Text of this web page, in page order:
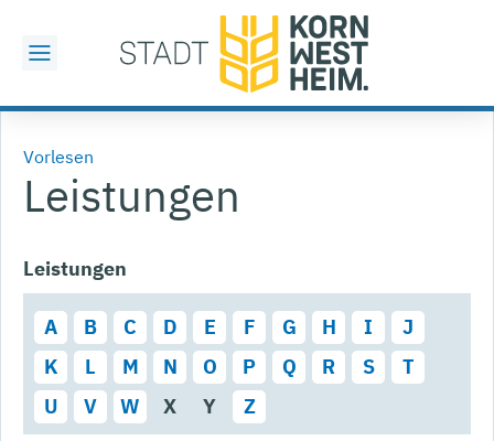
Vorlesen
Leistungen
Leistungen
A B C D E F G H I
J
K
L M N O P Q R S
T
U
V W X Y Z